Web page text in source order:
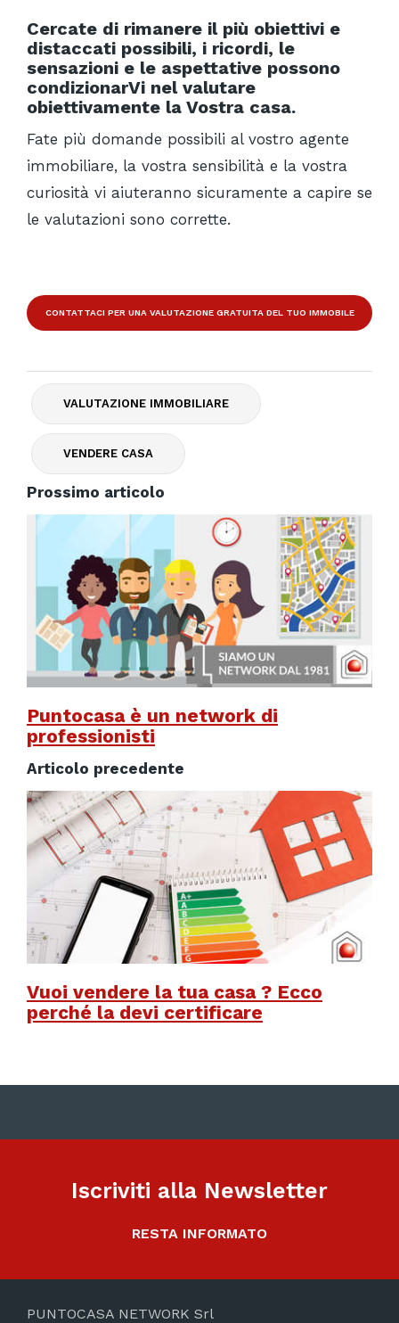
Cercate di rimanere il più obiettivi e
distaccati possibili, i ricordi, le
sensazioni e le aspettative possono
condizionarVi nel valutare
obiettivamente la Vostra casa.
Fate più domande possibili al vostro agente
immobiliare, la vostra sensibilità e la vostra
curiosità vi aiuteranno sicuramente a capire se
le valutazioni sono corrette.
CONTATTACI PER UNA VALUTAZIONE GRATUITA DEL TUO IMMOBILE
VALUTAZIONE IMMOBILIARE
VENDERE CASA
Prossimo articolo
Puntocasa è un network di
professionisti
Articolo precedente
Vuoi vendere la tua casa ? Ecco
perché la devi certificare
Iscriviti alla Newsletter
RESTA INFORMATO
PUNTOCASA NETWORK Srl